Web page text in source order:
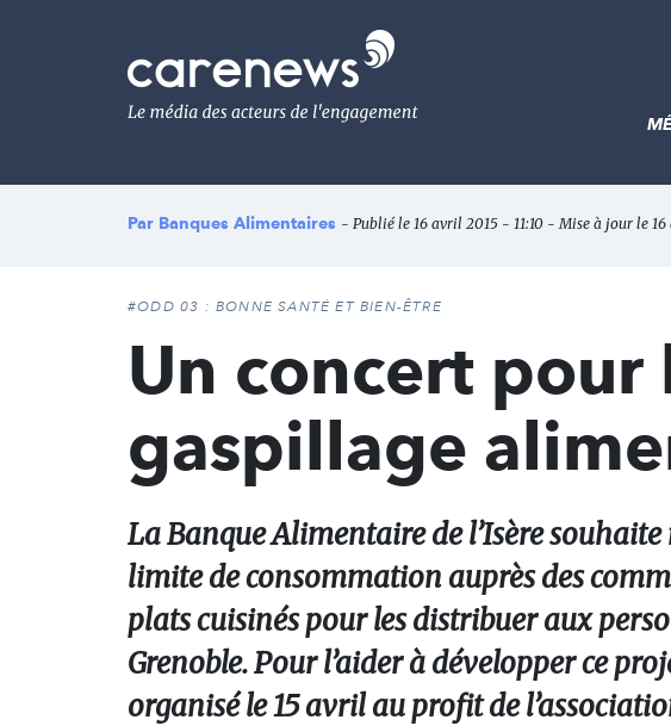
Le
média
de
l'engagement
Par Banques Alimentaires - Publié le 16 avril 2015 - 11:10 - Mise à jour le 16
#ODD 03 : BONNE SANTÉ ET BIEN-ÊTRE
Un concert
gaspillage
La Banque Alimentaire de l’Isère
limite de consommation auprès des
plats cuisinés pour les distribuer aux
Grenoble. Pour l’aider à développer ce
organisé le 15 avril au profit de